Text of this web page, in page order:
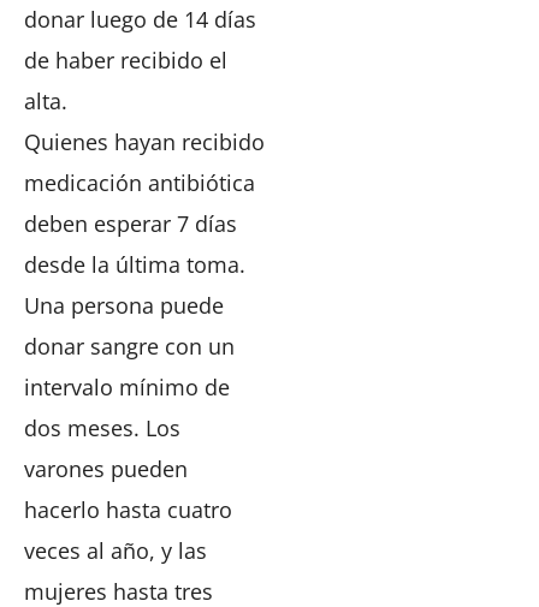
donar luego de 14 días
de haber recibido el
alta.
Quienes hayan recibido
medicación antibiótica
deben esperar 7 días
desde la última toma.
Una persona puede
donar sangre con un
intervalo mínimo de
dos meses. Los
varones pueden
hacerlo hasta cuatro
veces al año, y las
mujeres hasta tres